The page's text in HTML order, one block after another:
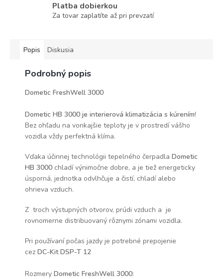
Platba dobierkou
Za tovar zaplatíte až pri prevzatí
Popis Diskusia
Podrobný popis
Dometic FreshWell 3000
Dometic HB 3000 je interierová klimatizácia s kúrením!
Bez ohľadu na vonkajšie teploty je v prostredí vášho
vozidla vždy perfektná klíma.
Vďaka účinnej technológii tepelného čerpadla Dometic
HB 3000 chladí výnimočne dobre, a je tiež energeticky
úsporná, jednotka odvlhčuje a čistí, chladí alebo
ohrieva vzduch.
Z troch výstupných otvorov, prúdi vzduch a je
rovnomerne distribuovaný rôznymi zónami vozidla.
Pri používaní počas jazdy je potrebné prepojenie
cez DC-Kit DSP-T 12
Rozmery Dometic FreshWell 3000: